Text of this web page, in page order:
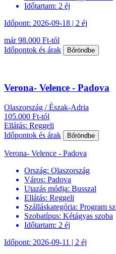
Időtartam: 2 éj
Időpont: 2026-09-18 | 2 éj
már 98.000 Ft-tól
Időpontok és árak
Bőröndbe
Verona- Velence - Padova
Olaszország / Észak-Adria
105.000 Ft-tól
Ellátás: Reggeli
Időpontok és árak
Bőröndbe
Verona- Velence - Padova
Ország: Olaszország
Város: Padova
Utazás módja: Busszal
Ellátás: Reggeli
Szálláskategória: Program
Szobatípus: Kétágyas szoba
Időtartam: 2 éj
Időpont: 2026-09-11 | 2 éj